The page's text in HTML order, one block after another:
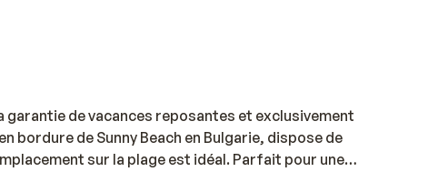
garantie de vacances reposantes et exclusivement
bordure de Sunny Beach en Bulgarie, dispose de
sur la plage est idéal. Parfait pour une
rafraîchissante dans les eaux azurées de la mer